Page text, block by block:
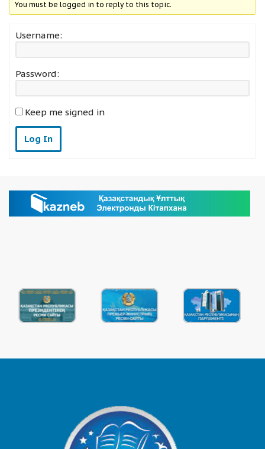
You must be logged in to reply to this topic.
Username:
Password:
Keep me signed in
Log In